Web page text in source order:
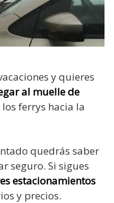
y quieres
al muelle de
ferrys hacia la
quedrás saber
seguro. Si sigues
estacionamientos
y precios.